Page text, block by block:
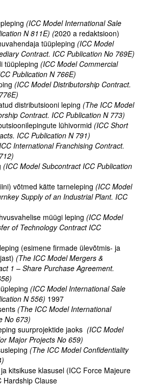
(ICC Model International Sale
N 811E) (2020 a redaktsioon)
tüüpleping (ICC Model
Contract. ICC Publication No 769E)
tüüpleping (ICC Model Commercial
Publication N 766E)
(ICC Model Distributorship Contract.
distributsiooni leping (The ICC Model
Contract. ICC Publication N 773)
lühivormid (ICC Short
ICC Publication N 791)
International Franchising Contract.
(ICC Model Subcontract ICC Publication
võtmed kätte tarneleping (ICC Model
Supply of an Industrial Plant. ICC
müügi leping (ICC Model
of Technology Contract ICC
(esimene firmade ülevõtmis- ja
(The ICC Model Mergers &
1 – Share Purchase Agreement.
(ICC Model International Sale
N 556) 1997
(The ICC Model International
No 673)
suurprojektide jaoks (ICC Model
Major Projects No 659)
(The ICC Model Confidentiality
kitsikuse klasusel (ICC Force Majeure
Hardship Clause